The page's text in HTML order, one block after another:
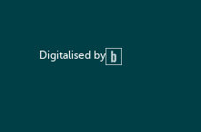
Digitalised by